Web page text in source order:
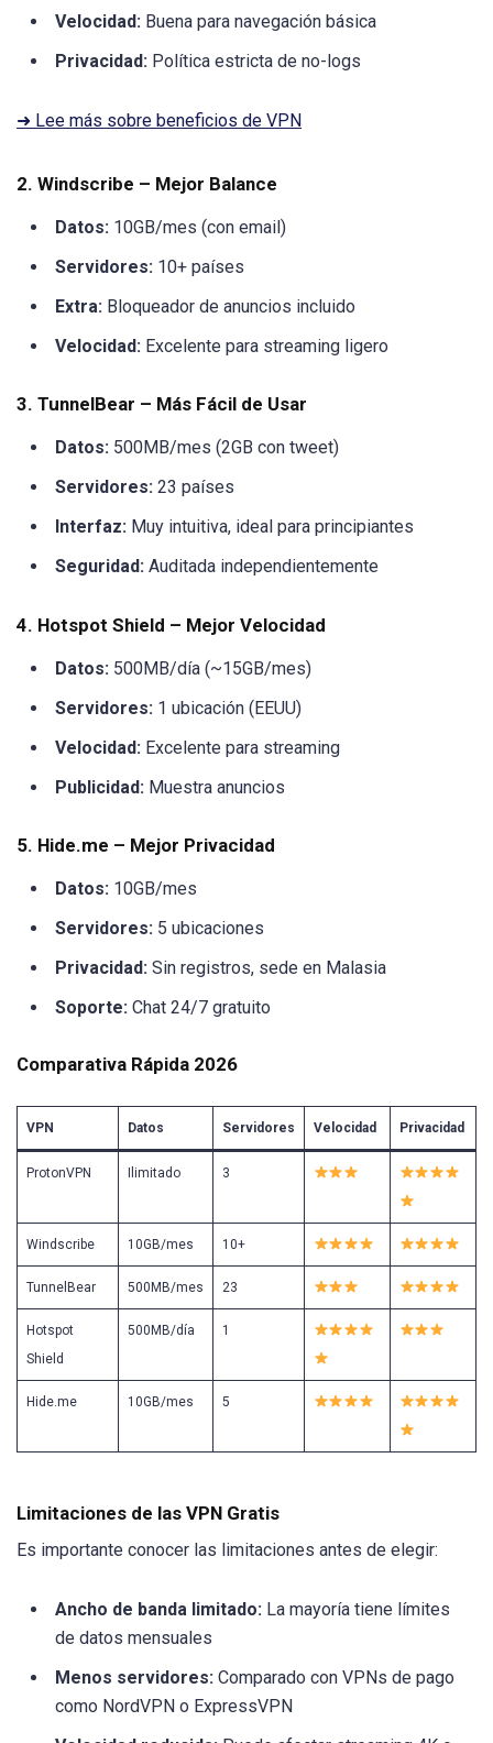
Velocidad: Buena para navegación básica
Privacidad: Política estricta de no-logs
➜ Lee más sobre beneficios de VPN
2. Windscribe – Mejor Balance
Datos: 10GB/mes (con email)
Servidores: 10+ países
Extra: Bloqueador de anuncios incluido
Velocidad: Excelente para streaming ligero
3. TunnelBear – Más Fácil de Usar
Datos: 500MB/mes (2GB con tweet)
Servidores: 23 países
Interfaz: Muy intuitiva, ideal para principiantes
Seguridad: Auditada independientemente
4. Hotspot Shield – Mejor Velocidad
Datos: 500MB/día (~15GB/mes)
Servidores: 1 ubicación (EEUU)
Velocidad: Excelente para streaming
Publicidad: Muestra anuncios
5. Hide.me – Mejor Privacidad
Datos: 10GB/mes
Servidores: 5 ubicaciones
Privacidad: Sin registros, sede en Malasia
Soporte: Chat 24/7 gratuito
Comparativa Rápida 2026
VPN Datos Servidores Velocidad Privacidad
ProtonVPN Ilimitado 3
Windscribe 10GB/mes 10+
TunnelBear 500MB/mes 23
Hotspot
Shield
500MB/día 1
Hide.me 10GB/mes 5
Limitaciones de las VPN Gratis
Es importante conocer las limitaciones antes de elegir:
Ancho de banda limitado: La mayoría tiene límites
de datos mensuales
Menos servidores: Comparado con VPNs de pago
como NordVPN o ExpressVPN